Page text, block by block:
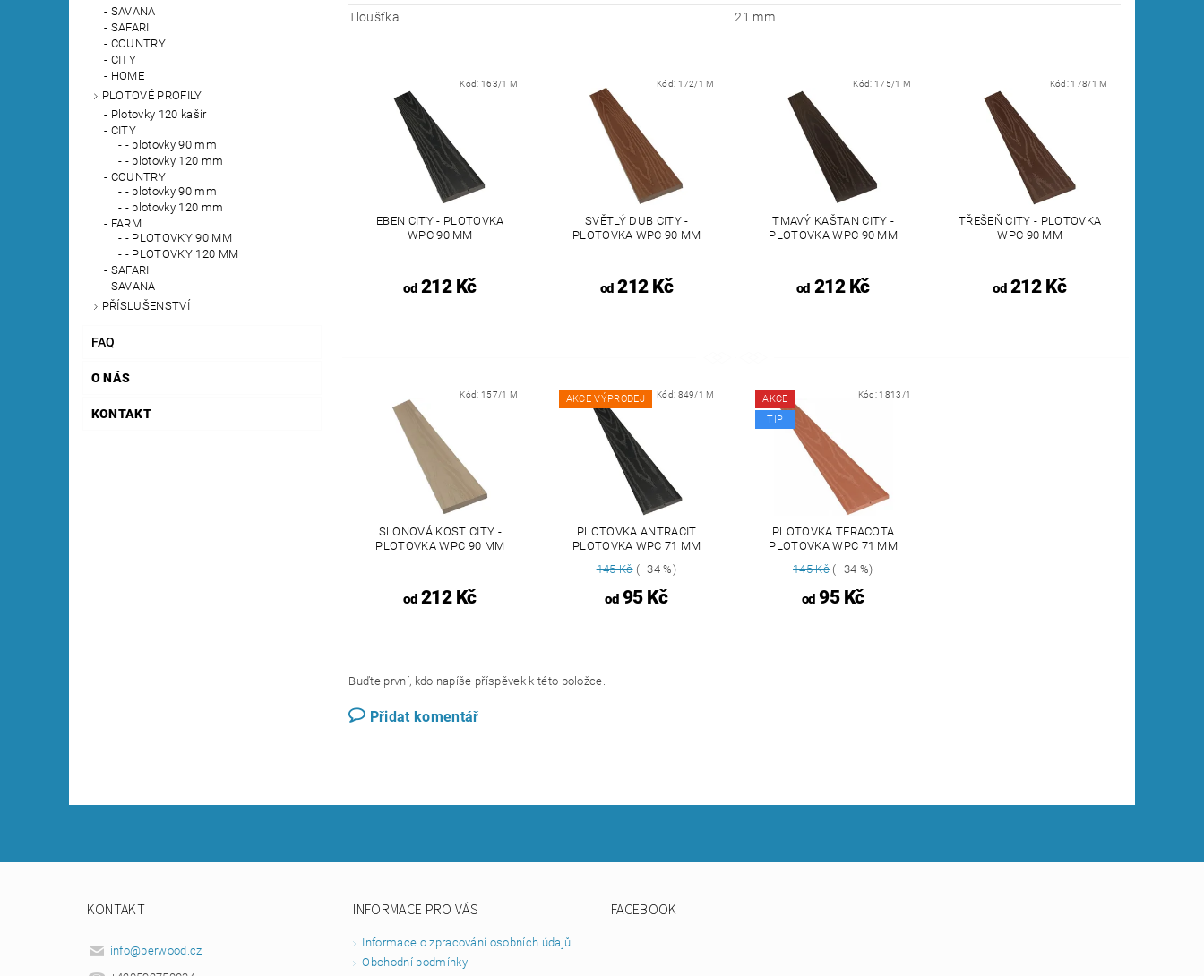
SAVANA
SAFARI
COUNTRY
CITY
HOME
PLOTOVÉ PROFILY
Plotovky 120 kašír
CITY
- plotovky 90 mm
- plotovky 120 mm
COUNTRY
- plotovky 90 mm
- plotovky 120 mm
FARM
- PLOTOVKY 90 MM
- PLOTOVKY 120 MM
SAFARI
SAVANA
PŘÍSLUŠENSTVÍ
FAQ
O NÁS
KONTAKT
Tloušťka
21 mm
Kód: 163/1 M
EBEN CITY - PLOTOVKA
WPC 90 MM
od212 Kč
Kód: 172/1 M
SVĚTLÝ DUB CITY -
PLOTOVKA WPC 90 MM
od212 Kč
Kód: 175/1 M
TMAVÝ KAŠTAN CITY -
PLOTOVKA WPC 90 MM
od212 Kč
Kód: 178/1 M
TŘEŠEŇ CITY - PLOTOVKA
WPC 90 MM
od212 Kč
Kód: 157/1 M
SLONOVÁ KOST CITY -
PLOTOVKA WPC 90 MM
od212 Kč
AKCE VÝPRODEJ Kód: 849/1 M
PLOTOVKA ANTRACIT
PLOTOVKA WPC 71 MM
145 Kč(–34 %)
od95 Kč
AKCE
TIP
Kód: 1813/1
PLOTOVKA TERACOTA
PLOTOVKA WPC 71 MM
145 Kč(–34 %)
od95 Kč
Buďte první, kdo napíše příspěvek k této položce.
Přidat komentář
KONTAKT
info@perwood.cz
INFORMACE PRO VÁS
Informace o zpracování osobních údajů
Obchodní podmínky
FACEBOOK